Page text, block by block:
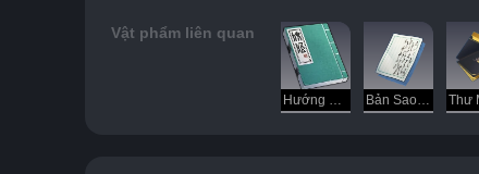
Vật phẩm liên quan
Hướng Dẫn Chơi Bài Quỳnh Ngọc Bản Sao Lưu Chứng Nhận Nghỉ Bệnh